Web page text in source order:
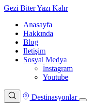
Gezi Biter Yazı Kalır
Anasayfa
Hakkında
Blog
Iletişim
Sosyal Medya
İnstagram
Youtube
Destinasyonlar